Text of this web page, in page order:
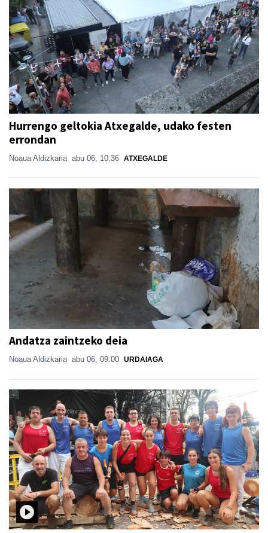
Hurrengo geltokia Atxegalde, udako festen
errondan
Noaua Aldizkaria abu 06, 10:36 ATXEGALDE
Andatza zaintzeko deia
Noaua Aldizkaria abu 06, 09:00 URDAIAGA